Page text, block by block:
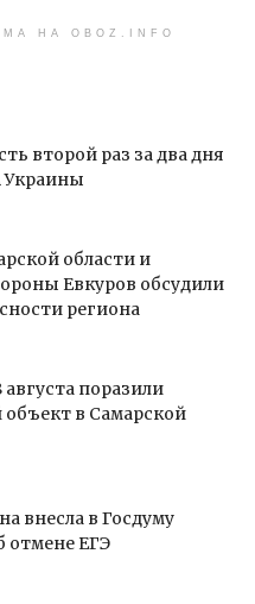
НА OBOZ.INFO
второй раз за два дня
Украины
области и
Евкуров обсудили
региона
поразили
в Самарской
внесла в Госдуму
отмене ЕГЭ